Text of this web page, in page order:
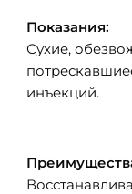
Показания:
Сухие,
инъекций.